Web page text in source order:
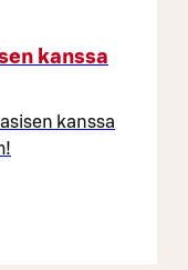
kanssa
kanssa